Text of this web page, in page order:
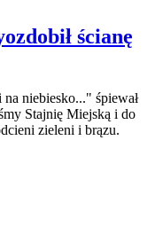
ścianę
niebiesko..." śpiewał
Stajnię Miejską i do
zieleni i brązu.